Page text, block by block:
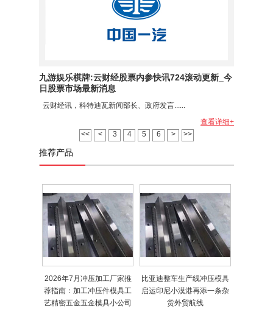
九游娱乐棋牌:云财经股票内参快讯724滚动更新_今
日股票市场最新消息
云财经讯，科特迪瓦新闻部长、政府发言......
查看详细+
<<
< 3 4 5 6 > >>
推荐产品
2026年7月冲压加工厂家推
荐指南：加工冲压件模具工
艺精密五金五金模具小公司
比亚迪整车生产线冲压模具
启运印尼小漠港再添一条杂
货外贸航线